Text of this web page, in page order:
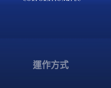
運作方式